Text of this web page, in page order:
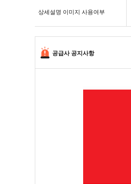
상세설명 이미지 사용여부
공급사 공지사항